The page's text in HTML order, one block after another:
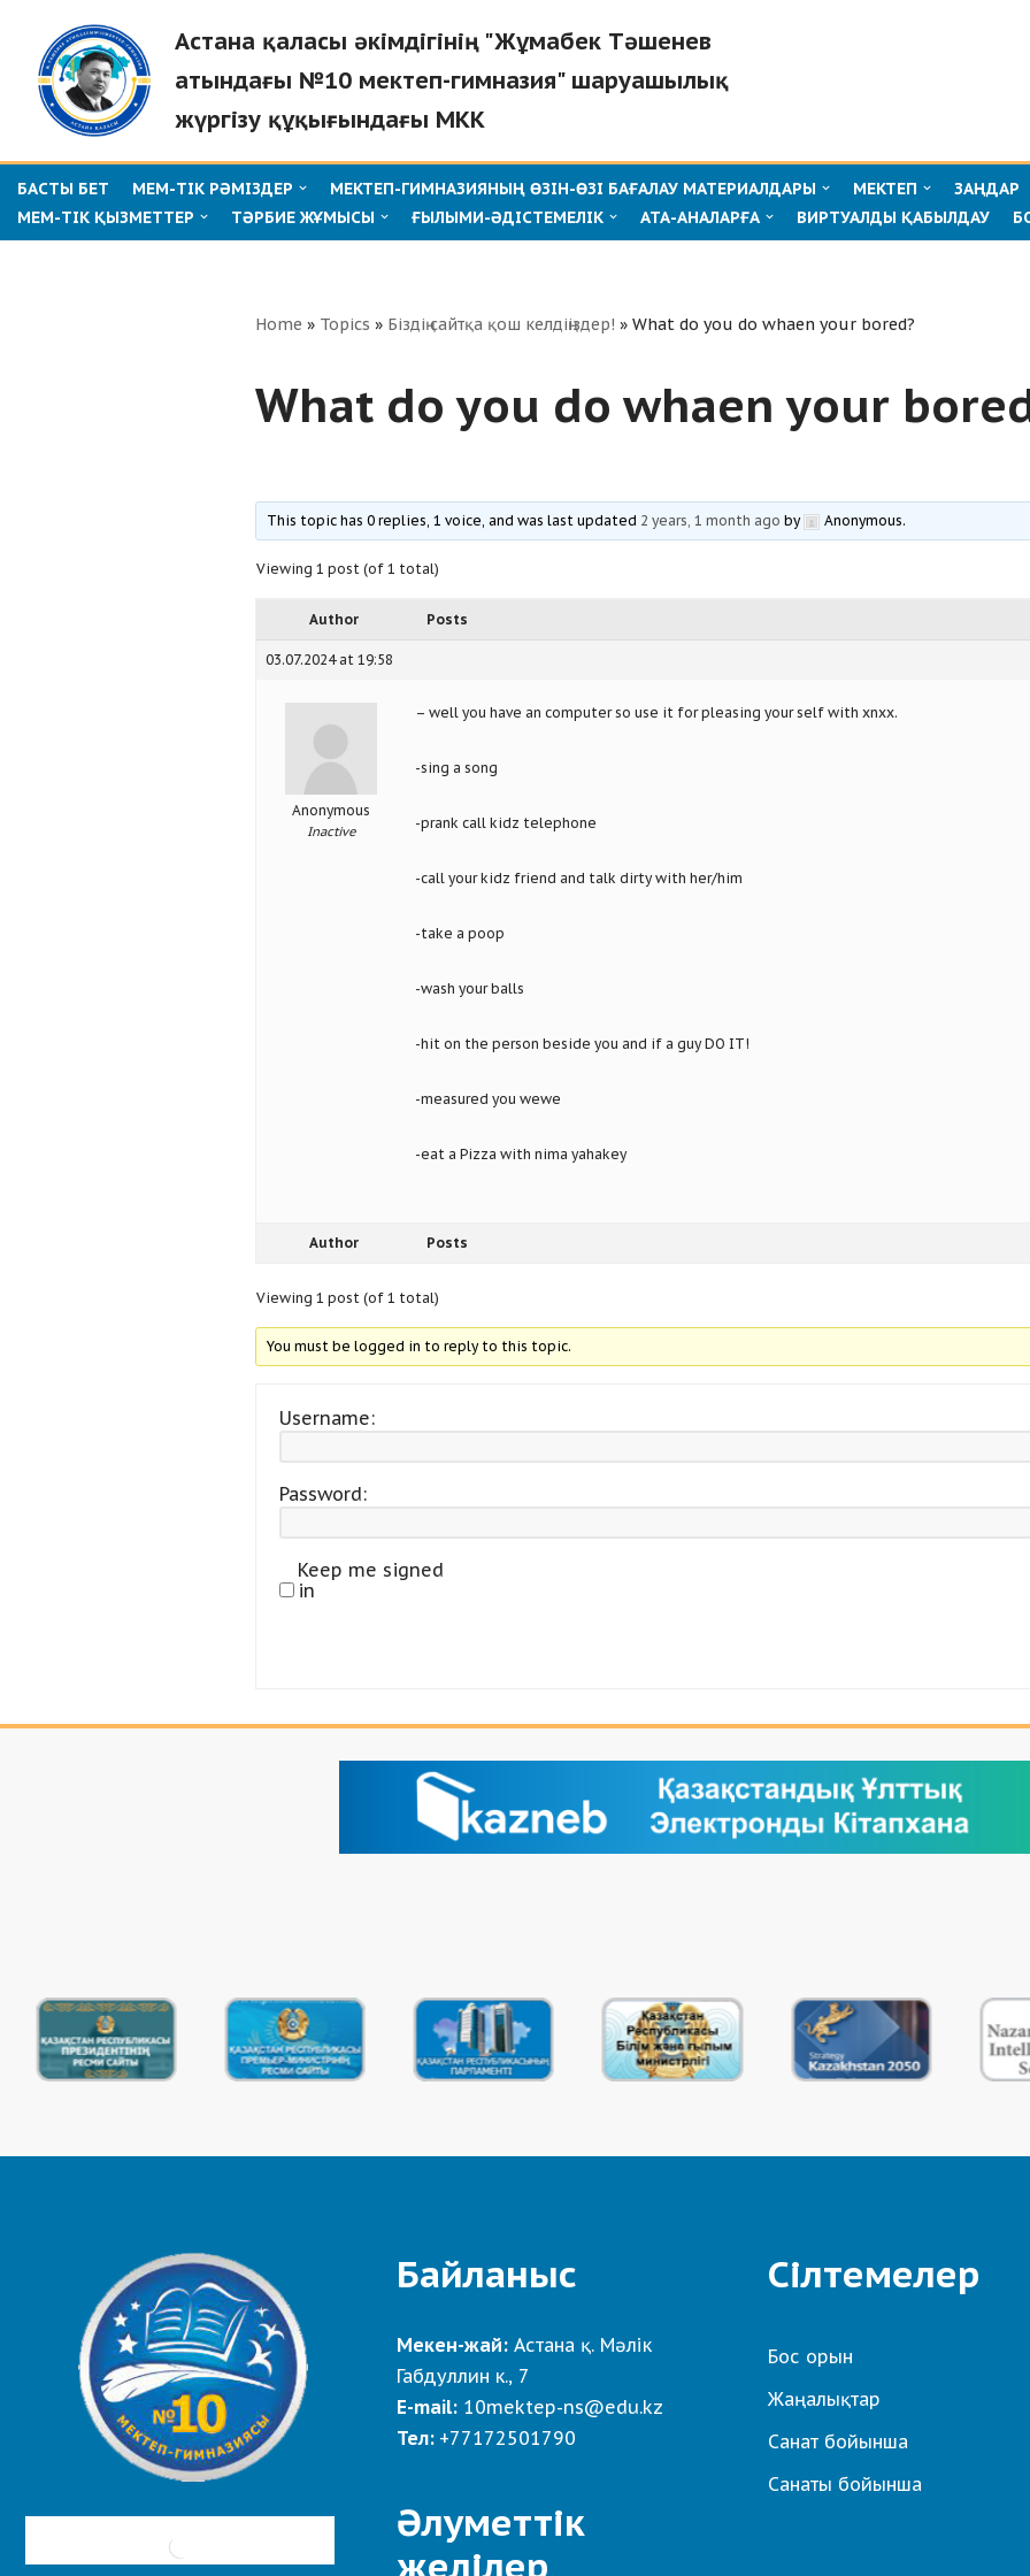
Skip
content
Астана қаласы әкімдігінің "Жұмабек Тәшенев
атындағы №10 мектеп-гимназия" шаруашылық
жүргізу құқығындағы МКК
БАСТЫ БЕТ МЕМ-ТІК РӘМІЗДЕР МЕКТЕП-ГИМНАЗИЯНЫҢ ӨЗІН-ӨЗІ БАҒАЛАУ МАТЕРИАЛДАРЫ МЕКТЕП ЗАҢДАР
МЕМ-ТІК ҚЫЗМЕТТЕР
ТӘРБИЕ ЖҰМЫСЫ ҒЫЛЫМИ-ӘДІСТЕМЕЛІК АТА-АНАЛАРҒА ВИРТУАЛДЫ ҚАБЫЛДАУ
Home » Topics » Біздің сайтқа қош келдіңіздер! » What do you do whaen your bored?
What do you do whaen your
This topic has 0 replies, 1 voice, and was last updated 2 years, 1 month ago by Anonymous.
Viewing 1 post (of 1 total)
Author Posts
03.07.2024 at 19:58
Anonymous
Inactive
– well you have an computer so use it for pleasing your self with xnxx.
-sing a song
-prank call kidz telephone
-call your kidz friend and talk dirty with her/him
-take a poop
-wash your balls
-hit on the person beside you and if a guy DO IT!
-measured you wewe
-eat a Pizza with nima yahakey
Author Posts
Viewing 1 post (of 1 total)
You must be logged in to reply to this topic.
Username:
Password:
Keep me signed
in
Байланыс
Мекен-жай: Астана қ. Мәлік
Габдуллин к., 7
E-mail: 10mektep-ns@edu.kz
Тел: +77172501790
Әлуметтік
желілер
Сілтемелер
Бос орын
Жаңалықтар
Санат бойынша
Санаты бойынша